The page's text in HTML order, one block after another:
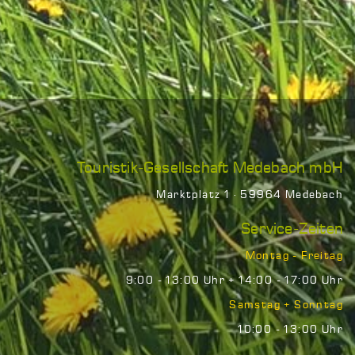
Touristik-Gesellschaft Medebach mbH
Marktplatz 1 · 59964 Medebach
Service-Zeiten
Montag - Freitag
9:00 - 13:00 Uhr + 14:00 - 17:00 Uhr
Samstag + Sonntag
10:00 - 13:00 Uhr